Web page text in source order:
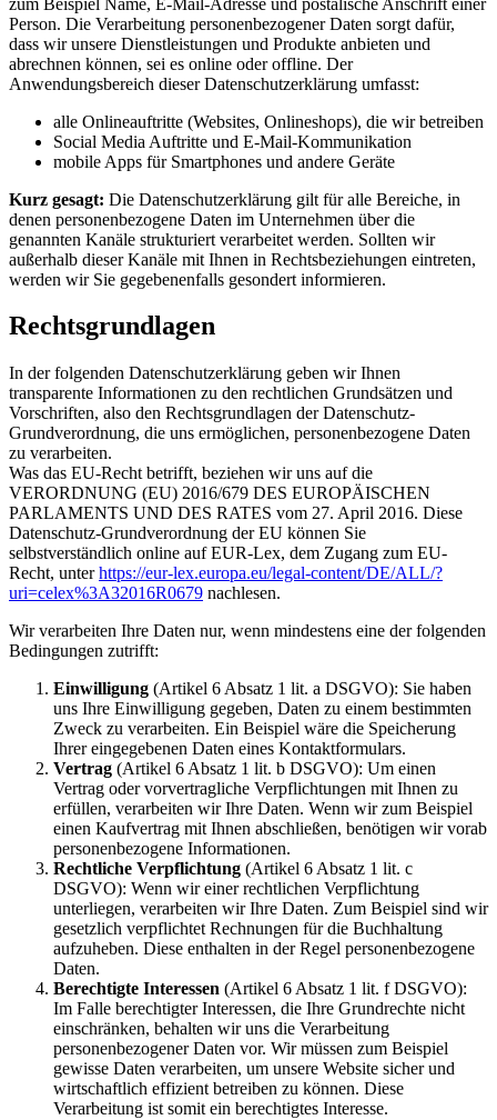
Person. Die Verarbeitung personenbezogener Daten sorgt dafür,
dass wir unsere Dienstleistungen und Produkte anbieten und
abrechnen können, sei es online oder offline. Der
Anwendungsbereich dieser Datenschutzerklärung umfasst:
alle Onlineauftritte (Websites, Onlineshops), die wir betreiben
Social Media Auftritte und E-Mail-Kommunikation
mobile Apps für Smartphones und andere Geräte
Kurz gesagt: Die Datenschutzerklärung gilt für alle Bereiche, in
denen personenbezogene Daten im Unternehmen über die
genannten Kanäle strukturiert verarbeitet werden. Sollten wir
außerhalb dieser Kanäle mit Ihnen in Rechtsbeziehungen eintreten,
werden wir Sie gegebenenfalls gesondert informieren.
Rechtsgrundlagen
In der folgenden Datenschutzerklärung geben wir Ihnen
transparente Informationen zu den rechtlichen Grundsätzen und
Vorschriften, also den Rechtsgrundlagen der Datenschutz-
Grundverordnung, die uns ermöglichen, personenbezogene Daten
zu verarbeiten.
Was das EU-Recht betrifft, beziehen wir uns auf die
VERORDNUNG (EU) 2016/679 DES EUROPÄISCHEN
PARLAMENTS UND DES RATES vom 27. April 2016. Diese
Datenschutz-Grundverordnung der EU können Sie
selbstverständlich online auf EUR-Lex, dem Zugang zum EU-
Recht, unterhttps://eur-lex.europa.eu/legal-content/DE/ALL/?
uri=celex%3A32016R0679 nachlesen.
Wir verarbeiten Ihre Daten nur, wenn mindestens eine der folgenden
Bedingungen zutrifft:
Einwilligung (Artikel 6 Absatz 1 lit. a DSGVO): Sie haben
uns Ihre Einwilligung gegeben, Daten zu einem bestimmten
Zweck zu verarbeiten. Ein Beispiel wäre die Speicherung
Ihrer eingegebenen Daten eines Kontaktformulars.
Vertrag (Artikel 6 Absatz 1 lit. b DSGVO): Um einen
Vertrag oder vorvertragliche Verpflichtungen mit Ihnen zu
erfüllen, verarbeiten wir Ihre Daten. Wenn wir zum Beispiel
einen Kaufvertrag mit Ihnen abschließen, benötigen wir vorab
personenbezogene Informationen.
Rechtliche Verpflichtung (Artikel 6 Absatz 1 lit. c
DSGVO): Wenn wir einer rechtlichen Verpflichtung
unterliegen, verarbeiten wir Ihre Daten. Zum Beispiel sind wir
gesetzlich verpflichtet Rechnungen für die Buchhaltung
aufzuheben. Diese enthalten in der Regel personenbezogene
Daten.
Berechtigte Interessen (Artikel 6 Absatz 1 lit. f DSGVO):
Im Falle berechtigter Interessen, die Ihre Grundrechte nicht
einschränken, behalten wir uns die Verarbeitung
personenbezogener Daten vor. Wir müssen zum Beispiel
gewisse Daten verarbeiten, um unsere Website sicher und
wirtschaftlich effizient betreiben zu können. Diese
Verarbeitung ist somit ein berechtigtes Interesse.